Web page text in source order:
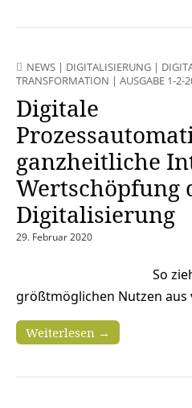
NEWS | DIGITALISIERUNG |
TRANSFORMATION | AUSGABE 1-2-
Digitale
ganzheitliche
Wertschöpfung
Digitalisierung
29. Februar 2020
So
größtmöglichen Nutzen aus
Weiterlesen →